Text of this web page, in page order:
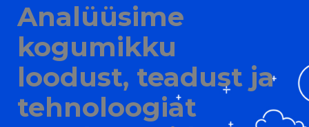
Analüüsime
kogumikku
loodust, teadust ja
tehnoloogiat